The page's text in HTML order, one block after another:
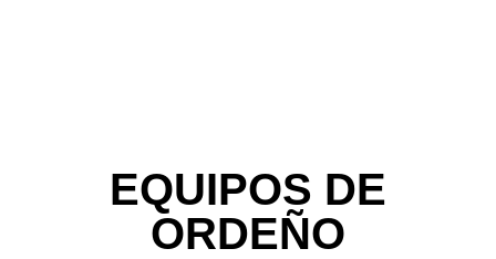
EQUIPOS DE
ORDEÑO